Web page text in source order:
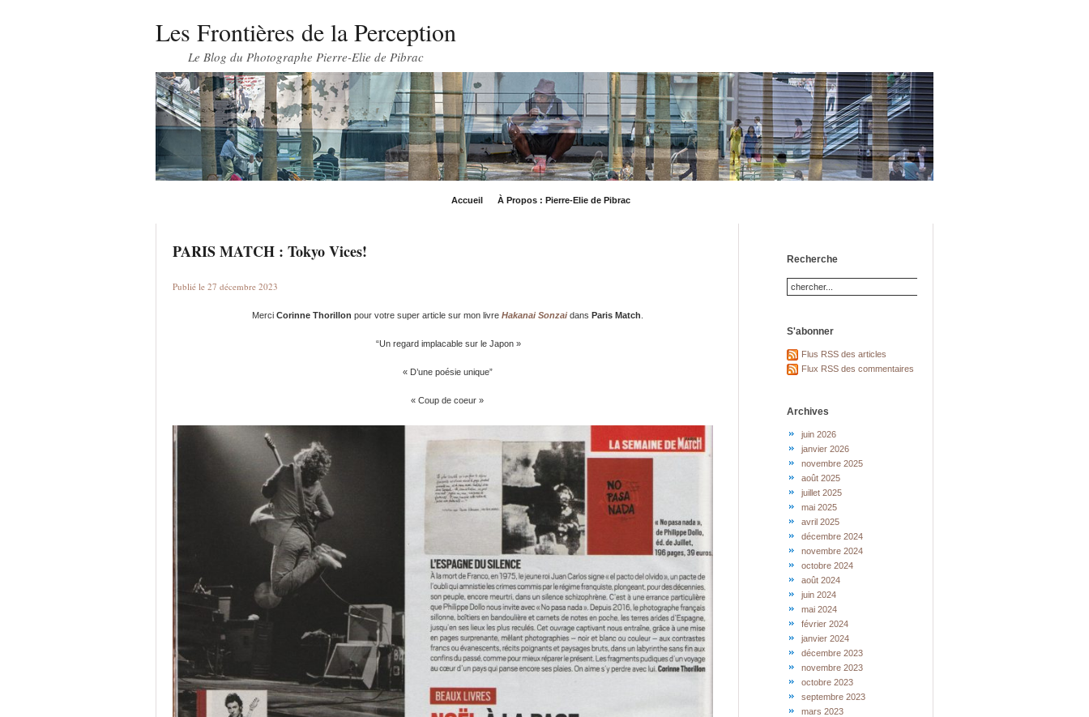
Les Frontières de la Perception
Le Blog du Photographe Pierre-Elie de Pibrac
Accueil À Propos : Pierre-Elie de Pibrac
PARIS MATCH : Tokyo Vices!
Publié le 27 décembre 2023
Merci Corinne Thorillon pour votre super article sur mon livre Hakanai Sonzaidans Paris Match
“Un regard implacable sur le Japon »
« D’une poésie unique”
« Coup de coeur »
Recherche
S'abonner
Flus RSS des articles
Flux RSS des commentaires
Archives
juin 2026
janvier 2026
novembre 2025
août 2025
juillet 2025
mai 2025
avril 2025
décembre 2024
novembre 2024
octobre 2024
août 2024
juin 2024
mai 2024
février 2024
janvier 2024
décembre 2023
novembre 2023
octobre 2023
septembre 2023
mars 2023